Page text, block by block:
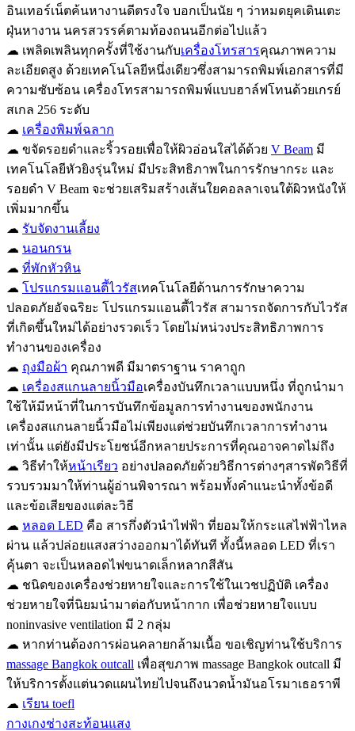
อินเทอร์เน็ตค้นหางานดีตรงใจ บอกเป็นนัย ๆ ว่าหมดยุคเดินเตะ
ฝุ่นหางาน นครสวรรค์ตามท้องถนนอีกต่อไปแล้ว
☁ เพลิดเพลินทุกครั้งที่ใช้งานกับเครื่องโทรสารคุณภาพความ
ละเอียดสูง ด้วยเทคโนโลยีหนึ่งเดียวซึ่งสามารถพิมพ์เอกสารที่มี
ความซับซ้อน เครื่องโทรสามารถพิมพ์แบบฮาล์ฟโทนด้วยเกรย์
สเกล 256 ระดับ
☁ เครื่องพิมพ์ฉลาก
☁ ขจัดรอยดำและริ้วรอยเพื่อให้ผิวอ่อนใสได้ด้วย V Beam มี
เทคโนโลยีหัวยิงรุ่นใหม่ มีประสิทธิภาพในการรักษากระ และ
รอยดำ V Beam จะช่วยเสริมสร้างเส้นใยคอลลาเจนใต้ผิวหนังให้
เพิ่มมากขึ้น
☁ รับจัดงานเลี้ยง
☁ นอนกรน
☁ ที่พักหัวหิน
☁ โปรแกรมแอนตี้ไวรัสเทคโนโลยีด้านการรักษาความ
ปลอดภัยอัจฉริยะ โปรแกรมแอนตี้ไวรัส สามารถจัดการกับไวรัส
ที่เกิดขึ้นใหม่ได้อย่างรวดเร็ว โดยไม่หน่วงประสิทธิภาพการ
ทำงานของเครื่อง
☁ ถุงมือผ้า คุณภาพดี มีมาตราฐาน ราคาถูก
☁ เครื่องสแกนลายนิ้วมือเครื่องบันทึกเวลาแบบหนึ่ง ที่ถูกนำมา
ใช้ให้มีหน้าที่ในการบันทึกข้อมูลการทำงานของพนักงาน
เครื่องสแกนลายนิ้วมือไม่เพียงแต่ช่วยบันทึกเวลาการทำงาน
เท่านั้น แต่ยังมีประโยชน์อีกหลายประการที่คุณอาจคาดไม่ถึง
☁ วิธีทำให้หน้าเรียว อย่างปลอดภัยด้วยวิธีการต่างๆสารพัดวิธีที่
รวบรวมมาให้ท่านผู้อ่านพิจารณา พร้อมทั้งคำแนะนำทั้งข้อดี
และข้อเสียของแต่ละวิธี
☁ หลอด LED คือ สารกึ่งตัวนำไฟฟ้า ที่ยอมให้กระแสไฟฟ้าไหล
ผ่าน แล้วปล่อยแสงสว่างออกมาได้ทันที ทั้งนี้หลอด LED ที่เรา
คุ้นตา จะเป็นหลอดไฟขนาดเล็กหลากสีสัน
☁ ชนิดของเครื่องช่วยหายใจและการใช้ในเวชปฏิบัติ เครื่อง
ช่วยหายใจที่นิยมนำมาต่อกับหน้ากาก เพื่อช่วยหายใจแบบ
noninvasive ventilation มี 2 กลุ่ม
☁ หากท่านต้องการผ่อนคลายกล้ามเนื้อ ขอเชิญท่านใช้บริการ
massage Bangkok outcall เพื่อสุขภาพ massage Bangkok outcall มี
ให้บริการตั้งแต่นวดแผนไทยไปจนถึงนวดน้ำมันอโรมาเธอราพี
☁ เรียน toefl
กางเกงช่างสะท้อนแสง